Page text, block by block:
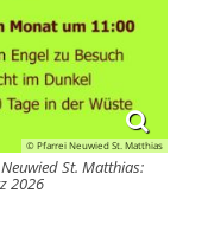
© Pfarrei Neuwied St. Matthias
St. Matthias:
2026